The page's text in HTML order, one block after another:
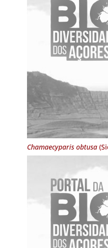
Chamaecyparis obtusa